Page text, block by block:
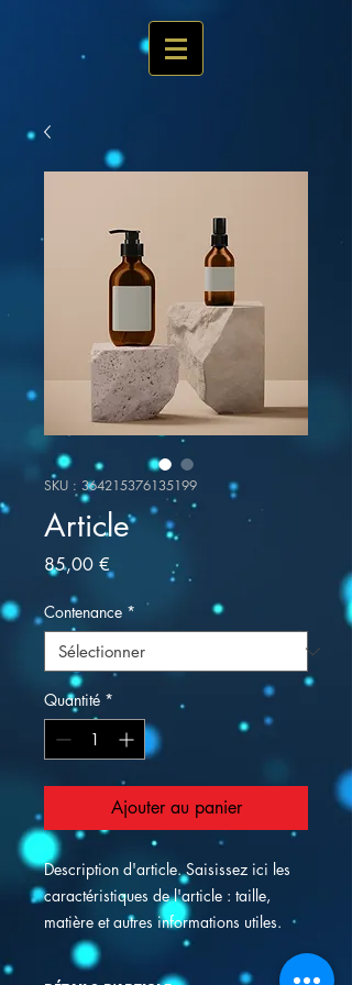
SKU : 364215376135199
Article
85,00 €
Contenance *
Quantité *
Ajouter au panier
Description d'article. Saisissez ici les
caractéristiques de l'article : taille,
matière et autres informations utiles.